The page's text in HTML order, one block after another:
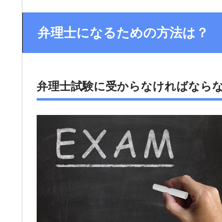
弁理士になるための方法は？
弁理士試験に受からなければなら